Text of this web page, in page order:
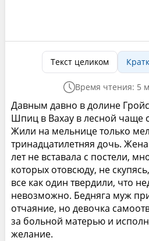
Текст целиком
Время чтения: 5
Давным давно в долине
Шпиц в Вахау в лесной чаще
Жили на мельнице только
тринадцатилетняя дочь.
лет не вставала с постели,
которых отовсюду, не
все как один твердили, что
невозможно. Бедняга муж
отчаяние, но девочка
за больной матерью и
желание.